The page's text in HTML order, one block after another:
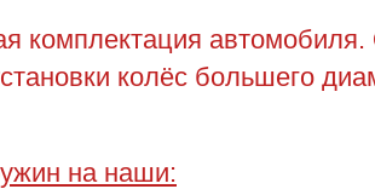
комплектация
колёс большего
на наши: